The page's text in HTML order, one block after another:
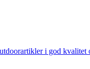
i god